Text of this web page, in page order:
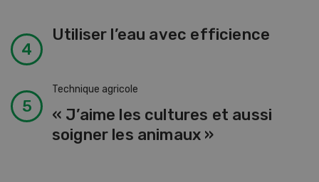
Utiliser l’eau avec efficience
Technique agricole
« J’aime les cultures et aussi
soigner les animaux »